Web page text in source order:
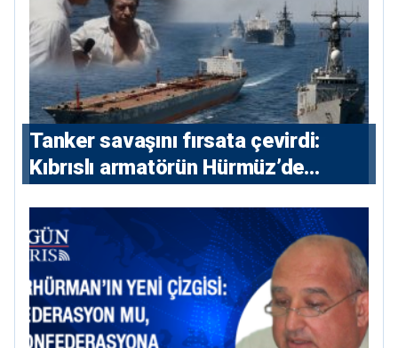
Tanker savaşını fırsata çevirdi:
Kıbrıslı armatörün Hürmüz’de